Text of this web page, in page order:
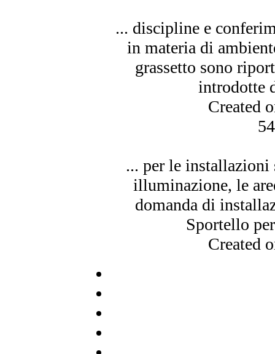
... discipline e
in materia di
grassetto sono
introdotte
Created
... per le installazioni
illuminazione, le
domanda di
Sportello
Created